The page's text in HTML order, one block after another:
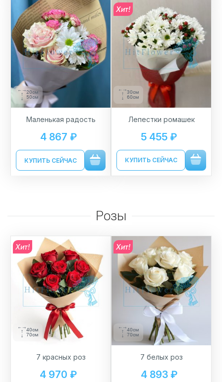
20см
50см
Маленькая радость
4 867 ₽
КУПИТЬ СЕЙЧАС
Хит!
30см
60см
Лепестки ромашек
5 455 ₽
КУПИТЬ СЕЙЧАС
Розы
Хит!
40см
70см
7 красных роз
4 970 ₽
Хит!
40см
70см
7 белых роз
4 893 ₽